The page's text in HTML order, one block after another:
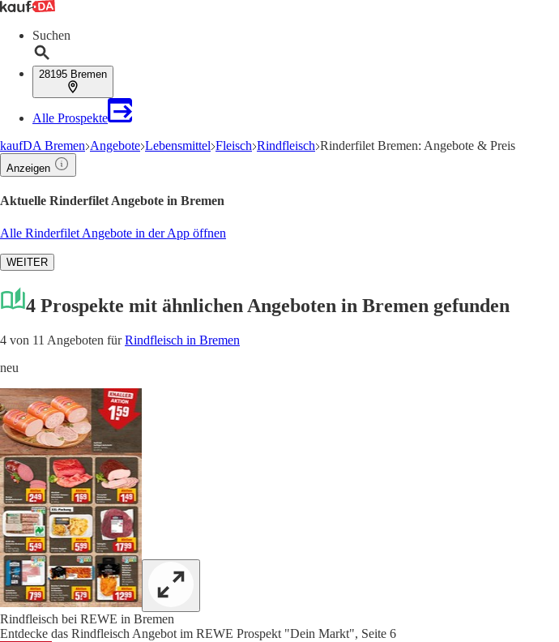
Suchen
28195 Bremen
Alle Prospekte
kaufDA Bremen Angebote Lebensmittel Fleisch Rindfleisch Rinderfilet Bremen: Angebote & Preis
Anzeigen
Aktuelle Rinderfilet Angebote in Bremen
Alle Rinderfilet Angebote in der App öffnen
WEITER
4 Prospekte mit ähnlichen Angeboten in Bremen gefunden
4 von 11 Angeboten fürRindfleisch in Bremen
neu
Rindfleisch bei REWE in Bremen
Entdecke das Rindfleisch Angebot im REWE Prospekt "Dein Markt", Seite 6